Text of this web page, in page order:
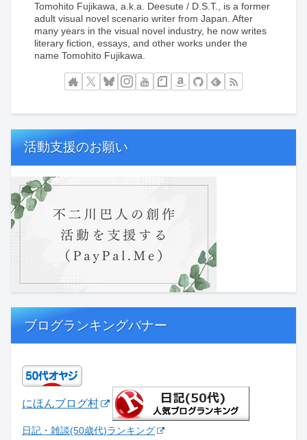
Tomohito Fujikawa, a.k.a. Deesute / D.S.T., is a former
adult visual novel scenario writer from Japan. After
many years in the visual novel industry, he now writes
literary fiction, essays, and other works under the
name Tomohito Fujikawa.
活動支援のお願い
ブログランキングバナー
にほんブログ村
日記・雑談(50歳代)ランキング